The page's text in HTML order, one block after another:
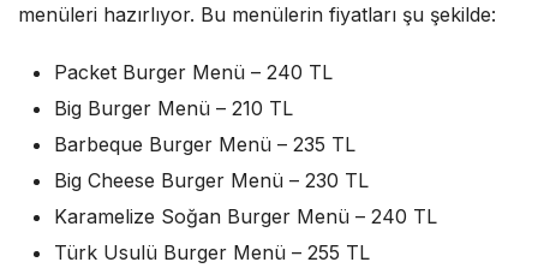
menüleri hazırlıyor. Bu menülerin fiyatları şu şekilde:
Packet Burger Menü – 240 TL
Big Burger Menü – 210 TL
Barbeque Burger Menü – 235 TL
Big Cheese Burger Menü – 230 TL
Karamelize Soğan Burger Menü – 240 TL
Türk Usulü Burger Menü – 255 TL